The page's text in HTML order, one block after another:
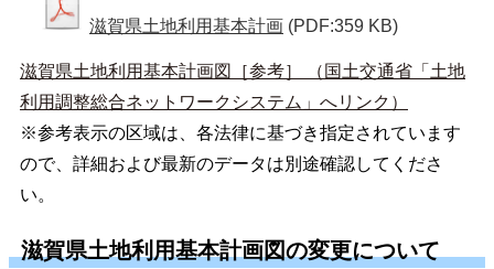
滋賀県土地利用基本計画 (PDF:359 KB)
滋賀県土地利用基本計画図［参考］ （国土交通省「土地
利用調整総合ネットワークシステム」へリンク）
※参考表示の区域は、各法律に基づき指定されています
ので、詳細および最新のデータは別途確認してくださ
い。
滋賀県土地利用基本計画図の変更について